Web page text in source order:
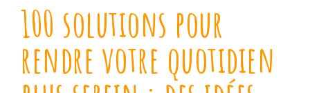
100 solutions pour
rendre votre quotidien